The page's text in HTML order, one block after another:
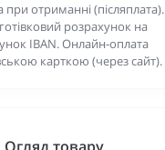
при отриманні (післяплата).
розрахунок на
IBAN. Онлайн-оплата
карткою (через сайт).